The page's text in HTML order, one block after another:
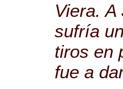
Viera.
sufría
tiros en
fue a